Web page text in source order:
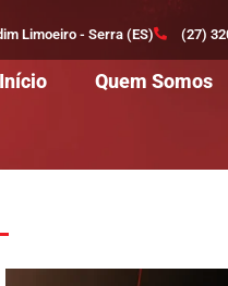
Limoeiro - Serra (ES) (27)
Início Quem Somos